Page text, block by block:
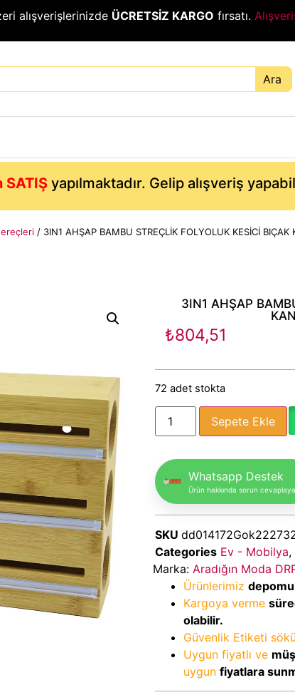
alışverişlerinizde ÜCRETSİZ KARGO fırsatı.
Ara
SATIŞyapılmaktadır. Gelip alışveriş
/ 3IN1 AHŞAP BAMBU STREÇLİK FOLYOLUK KESİCİ
3IN1 AHŞAP
₺804,51
72 adet stokta
Sepete Ekle
Whatsapp Destek
Ürün hakkında sorun
SKU
Categories Ev - Mobilya,
Marka: Aradığın Moda
Ürünlerimiz
Kargoya verme
olabilir.
Güvenlik Etiketi
Uygun fiyatlı ve
uygun fiyatlara